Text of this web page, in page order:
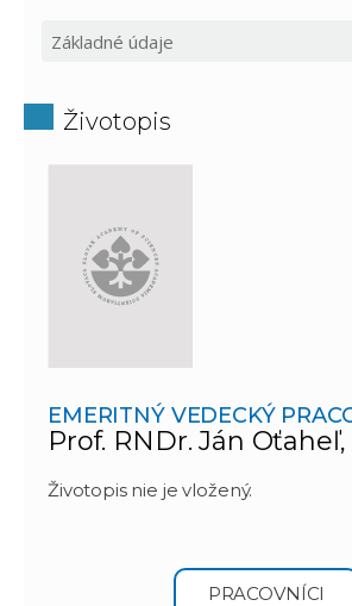
Životopis
EMERITNÝ VEDECKÝ
Prof. RNDr. Ján Oťaheľ,
Životopis nie je vložený.
PRACOVNÍCI